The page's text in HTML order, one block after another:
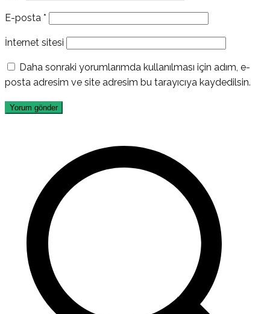
E-posta *
İnternet sitesi
Daha sonraki yorumlarımda kullanılması için adım, e-
posta adresim ve site adresim bu tarayıcıya kaydedilsin.